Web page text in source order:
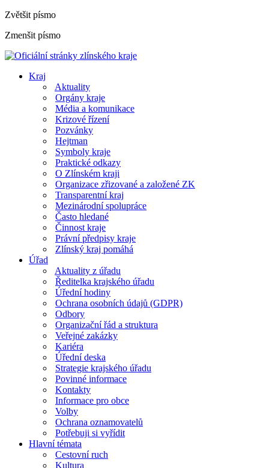
Zvětšit písmo
Zmenšit písmo
Kraj
Aktuality
Orgány kraje
Média a komunikace
Krizové řízení
Pozvánky
Hejtman
Symboly kraje
Praktické odkazy
O Zlínském kraji
Organizace zřizované a založené ZK
Transparentní kraj
Mezinárodní spolupráce
Často hledané
Činnost kraje
Právní předpisy kraje
Zlínský kraj pomáhá
Úřad
Aktuality z úřadu
Ředitelka krajského úřadu
Úřední hodiny
Ochrana osobních údajů (GDPR)
Odbory
Organizační řád a struktura
Veřejné zakázky
Kariéra
Úřední deska
Strategie krajského úřadu
Povinné informace
Kontakty
Informace pro obce
Volby
Ochrana oznamovatelů
Potřebuji si vyřídit
Hlavní témata
Cestovní ruch
Kultura